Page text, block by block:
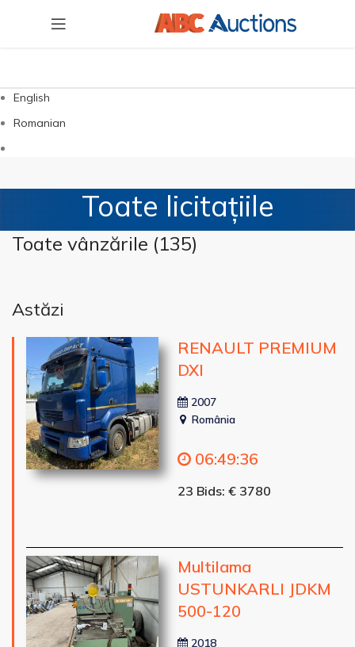
English
Romanian
Toate licitațiile
Toate vânzările (135)
Astăzi
RENAULT PREMIUM
DXI
2007
România
06:49:34
23 Bids: € 3780
Multilama
USTUNKARLI JDKM
500-120
2018